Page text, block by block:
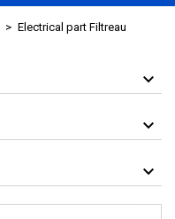
Electrical part Filtreau